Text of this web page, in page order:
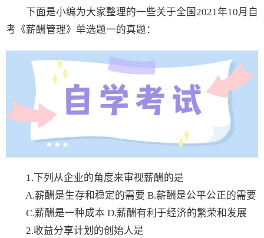
下面是小编为大家整理的一些关于全国2021年10月自
考《薪酬管理》单选题一的真题：
1.下列从企业的角度来审视薪酬的是
A.薪酬是生存和稳定的需要 B.薪酬是公平公正的需要
C.薪酬是一种成本 D.薪酬有利于经济的繁荣和发展
2.收益分享计划的创始人是